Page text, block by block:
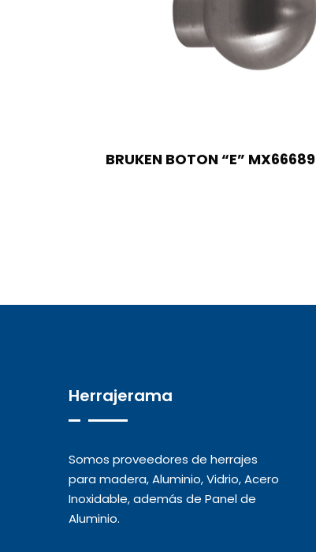
BRUKEN BOTON “E” MX66689
Herrajerama
Somos proveedores de herrajes
para madera, Aluminio, Vidrio, Acero
Inoxidable, además de Panel de
Aluminio.